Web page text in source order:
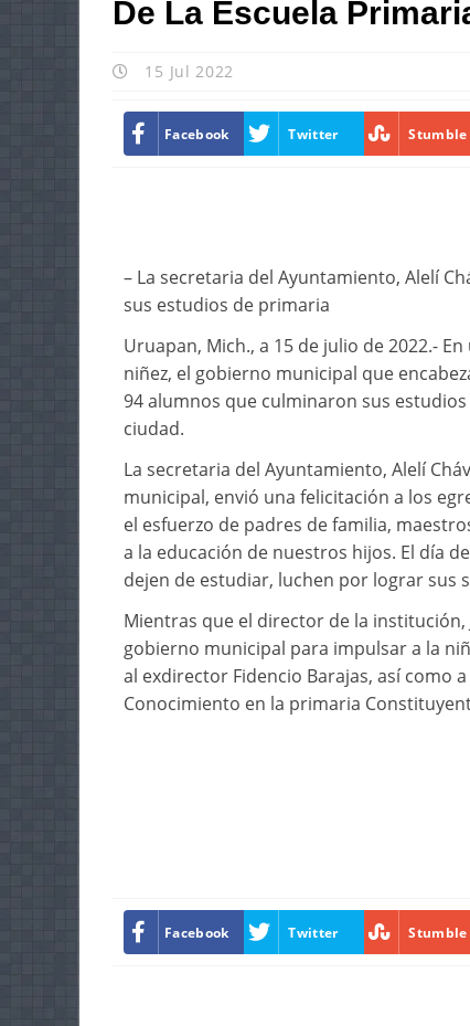
De La Escuela
15 Jul 2022
Facebook Twitter Stumble
– La secretaria del Ayuntamiento, Alelí
sus estudios de primaria
Uruapan, Mich., a 15 de julio de 2022.-
niñez, el gobierno municipal que
94 alumnos que culminaron sus
ciudad.
La secretaria del Ayuntamiento, Alelí
municipal, envió una felicitación a los
el esfuerzo de padres de familia,
a la educación de nuestros hijos. El día
dejen de estudiar, luchen por lograr sus
Mientras que el director de la
gobierno municipal para impulsar a la
al exdirector Fidencio Barajas, así como
Conocimiento en la primaria
Facebook Twitter Stumble